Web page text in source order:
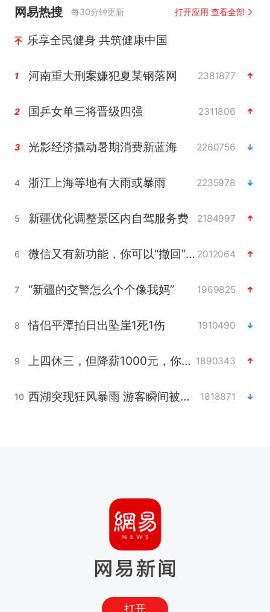
网易热搜 每30分钟更新 打开应用 查看全部
乐享全民健身 共筑健康中国
1 河南重大刑案嫌犯夏某钢落网 2381877
2 国乒女单三将晋级四强 2311806
3 光影经济撬动暑期消费新蓝海 2260756
4 浙江上海等地有大雨或暴雨 2235978
5 新疆优化调整景区内自驾服务费 2184997
6 微信又有新功能，你可以“撤回”你的撤回了！ 2012064
7 “新疆的交警怎么个个像我妈” 1969825
8 情侣平潭拍日出坠崖1死1伤 1910490
9 上四休三，但降薪1000元，你接受吗？ 1890343
10 西湖突现狂风暴雨 游客瞬间被浇透 1818871
打开